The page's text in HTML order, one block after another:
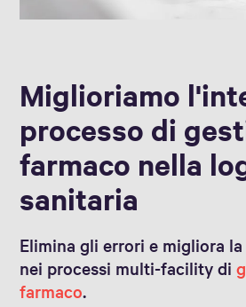
Miglioriamo
processo di
farmaco nella
sanitaria
Elimina gli errori e migliora
nei processi multi-facility di
farmaco.